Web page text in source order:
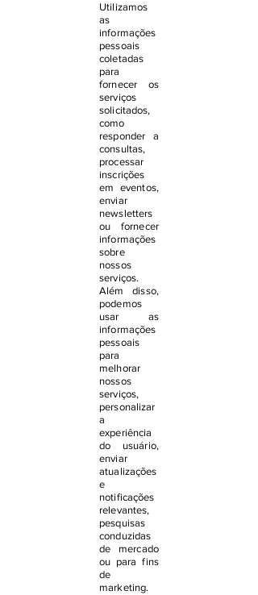
Utilizamos
as
informações
pessoais
coletadas
para
fornecer os
serviços
solicitados,
como
responder a
consultas,
processar
inscrições
em eventos,
enviar
newsletters
ou fornecer
informações
sobre
nossos
serviços.
Além disso,
podemos
usar as
informações
pessoais
para
melhorar
nossos
serviços,
personalizar
a
experiência
do usuário,
enviar
atualizações
e
notificações
relevantes,
pesquisas
conduzidas
de mercado
ou para fins
de
marketing.